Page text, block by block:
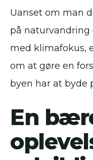
Uanset om man
på naturvandring
med klimafokus,
om at gøre en
byen har at byde
En